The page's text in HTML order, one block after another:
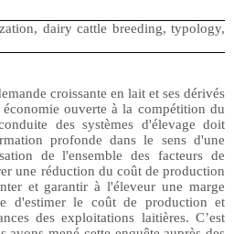
dairy cattle breeding, typology,
croissante en lait et ses dérivés
ouverte à la compétition du
des systèmes d'élevage doit
profonde dans le sens d'une
de l'ensemble des facteurs de
une réduction du coût de production
et garantir à l'éleveur une marge
d'estimer le coût de production et
des exploitations laitières. C’est